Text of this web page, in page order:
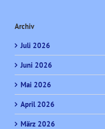
Archiv
Juli 2026
Juni 2026
Mai 2026
April 2026
März 2026